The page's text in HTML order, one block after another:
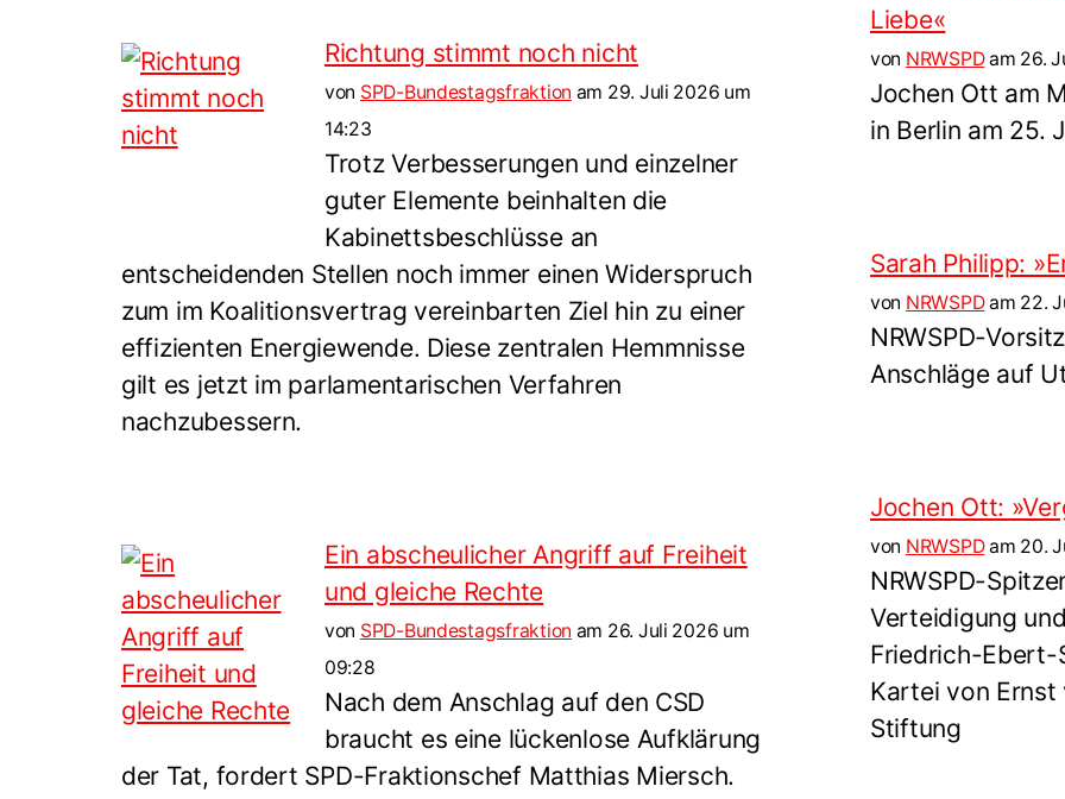
Richtung stimmt noch nicht
von SPD-Bundestagsfraktion am 29. Juli 2026 um
14:23
Trotz Verbesserungen und einzelner
guter Elemente beinhalten die
Kabinettsbeschlüsse an
entscheidenden Stellen noch immer einen Widerspruch
zum im Koalitionsvertrag vereinbarten Ziel hin zu einer
effizienten Energiewende. Diese zentralen Hemmnisse
gilt es jetzt im parlamentarischen Verfahren
nachzubessern.
Ein abscheulicher Angriff auf Freiheit
und gleiche Rechte
von SPD-Bundestagsfraktion am 26. Juli 2026 um
09:28
Nach dem Anschlag auf den CSD
braucht es eine lückenlose Aufklärung
der Tat, fordert SPD-Fraktionschef Matthias Miersch.
Liebe«
von NRWSPDam 26.
Jochen Ott am
in Berlin am 25.
Sarah Philipp:
von NRWSPDam 22.
NRWSPD-
Anschläge auf
Jochen Ott:
von NRWSPDam 20.
NRWSPD-
Verteidigung
Friedrich-Ebert-
Kartei von
Stiftung